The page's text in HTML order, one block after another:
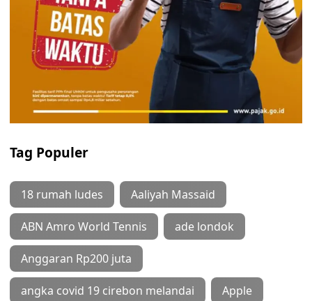
Tag Populer
18 rumah ludes Aaliyah Massaid
ABN Amro World Tennis ade londok
Anggaran Rp200 juta
angka covid 19 cirebon melandai Apple